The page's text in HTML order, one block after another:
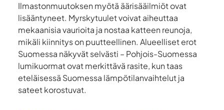
Ilmastonmuutoksen myötä äärisääilmiöt ovat
lisääntyneet. Myrskytuulet voivat aiheuttaa
mekaanisia vaurioita ja nostaa katteen reunoja,
mikäli kiinnitys on puutteellinen. Alueelliset erot
Suomessa näkyvät selvästi – Pohjois-Suomessa
lumikuormat ovat merkittävä rasite, kun taas
eteläisessä Suomessa lämpötilanvaihtelut ja
sateet korostuvat.